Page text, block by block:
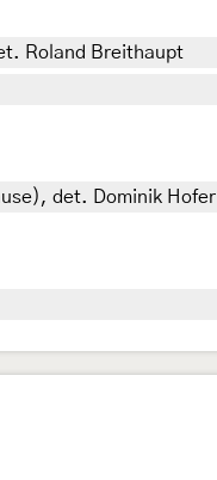
Roland Breithaupt
det. Dominik Hofer